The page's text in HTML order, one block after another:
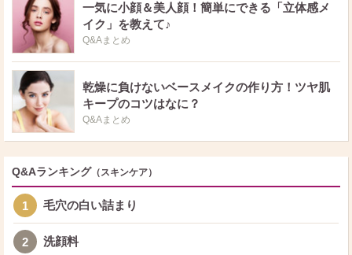
一気に小顔＆美人顔！簡単にできる「立体感メ
イク」を教えて♪
Q&Aまとめ
乾燥に負けないベースメイクの作り方！ツヤ肌
キープのコツはなに？
Q&Aまとめ
Q&Aランキング （スキンケア）
1 毛穴の白い詰まり
2 洗顔料